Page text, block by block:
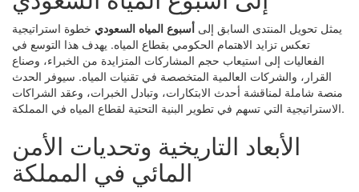
يمثل تحويل المنتدى السابق إلى أسبوع المياه السعودي خطوة استراتيجية
تعكس تزايد الاهتمام الحكومي بقطاع المياه. يهدف هذا التوسع في
الفعاليات إلى استيعاب حجم المشاركات المتزايدة من الخبراء، وصناع
القرار، والشركات العالمية المتخصصة في تقنيات المياه. سيوفر الحدث
منصة شاملة لمناقشة أحدث الابتكارات، وتبادل الخبرات، وعقد الشراكات
الاستراتيجية التي تسهم في تطوير البنية التحتية لقطاع المياه في المملكة.
الأبعاد التاريخية وتحديات الأمن
المائي في المملكة